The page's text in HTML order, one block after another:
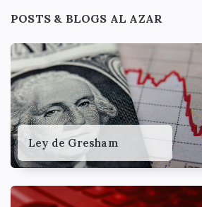
POSTS & BLOGS AL AZAR
Ley de Gresham